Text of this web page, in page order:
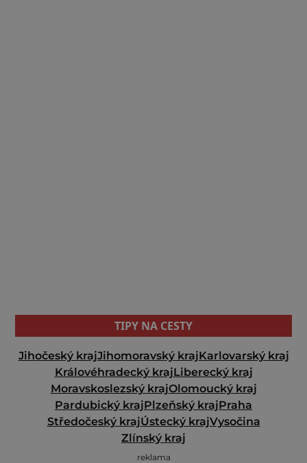
TIPY NA CESTY
Jihočeský krajJihomoravský krajKarlovarský kraj
Královéhradecký krajLiberecký kraj
Moravskoslezský krajOlomoucký kraj
Pardubický krajPlzeňský krajPraha
Středočeský krajÚstecký krajVysočina
Zlínský kraj
reklama